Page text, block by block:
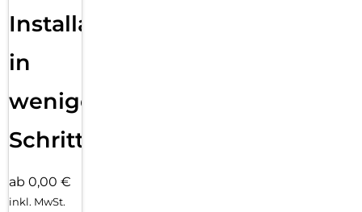
Installation
in
wenigen
Schritten
ab 0,00 €
inkl. MwSt.